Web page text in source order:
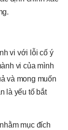
vi với lỗi cố ý
vi của mình
và mong muốn
là yếu tố bắt
mục đích